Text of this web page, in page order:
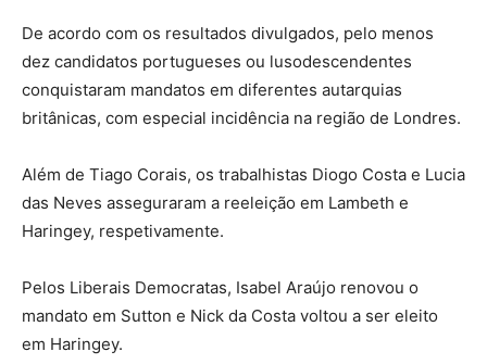
De acordo com os resultados divulgados, pelo menos
dez candidatos portugueses ou lusodescendentes
conquistaram mandatos em diferentes autarquias
britânicas, com especial incidência na região de Londres.
Além de Tiago Corais, os trabalhistas Diogo Costa e Lucia
das Neves asseguraram a reeleição em Lambeth e
Haringey, respetivamente.
Pelos Liberais Democratas, Isabel Araújo renovou o
mandato em Sutton e Nick da Costa voltou a ser eleito
em Haringey.